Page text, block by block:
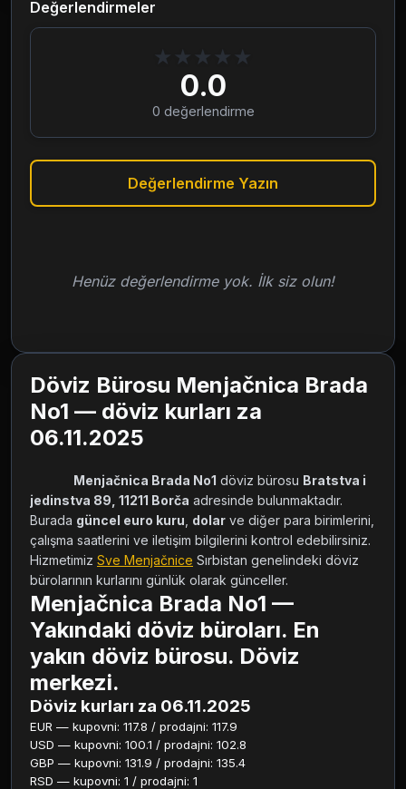
Değerlendirmeler
★ ★ ★ ★ ★
0.0
0 değerlendirme
Değerlendirme Yazın
Henüz değerlendirme yok. İlk siz olun!
Döviz Bürosu Menjačnica Brada
No1 — döviz kurları za
06.11.2025
Menjačnica Brada No1 döviz bürosu Bratstva i
jedinstva 89, 11211 Borča adresinde bulunmaktadır.
Burada güncel euro kuru dolar ve diğer para birimlerini,
çalışma saatlerini ve iletişim bilgilerini kontrol edebilirsiniz.
Hizmetimiz Sve Menjačnice Sırbistan genelindeki döviz
bürolarının kurlarını günlük olarak günceller.
Menjačnica Brada No1 —
Yakındaki döviz büroları. En
yakın döviz bürosu. Döviz
merkezi.
Döviz kurları za 06.11.2025
EUR — kupovni: 117.8 / prodajni: 117.9
USD — kupovni: 100.1 / prodajni: 102.8
GBP — kupovni: 131.9 / prodajni: 135.4
RSD — kupovni: 1 / prodajni: 1